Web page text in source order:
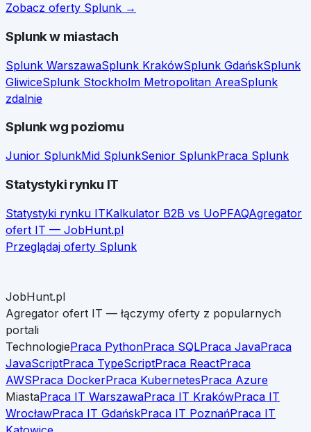
Zobacz oferty Splunk →
Splunkw miastach
Splunk WarszawaSplunk KrakówSplunk GdańskSplunk
GliwiceSplunk Stockholm Metropolitan AreaSplunk
zdalnie
Splunkwg poziomu
Junior SplunkMid SplunkSenior SplunkPraca Splunk
Statystyki rynku IT
Statystyki rynku ITKalkulator B2B vs UoPFAQAgregator
ofert IT — JobHunt.pl
Przeglądaj oferty Splunk
JobHunt.pl
Agregator ofert IT — łączymy oferty z popularnych
portali
TechnologiePraca PythonPraca SQLPraca JavaPraca
JavaScriptPraca TypeScriptPraca ReactPraca
AWSPraca DockerPraca KubernetesPraca Azure
MiastaPraca IT WarszawaPraca IT KrakówPraca IT
WrocławPraca IT GdańskPraca IT PoznańPraca IT